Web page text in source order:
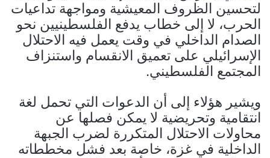
لتحسين الظروف المعيشية ومواجهة تداعيات
الحرب، لا إلى خطاب يدفع الفلسطينيين نحو
الصدام الداخلي في وقت يعمل فيه الاحتلال
الإسرائيلي على تعميق الانقسام واستنزاف
المجتمع الفلسطيني.
ويشير هؤلاء إلى أن الدعوات التي تحمل لغة
انتقامية وتحريضية لا يمكن فصلها عن
محاولات الاحتلال المتكررة لضرب الجبهة
الداخلية في غزة، خاصة بعد فشل مخططاته